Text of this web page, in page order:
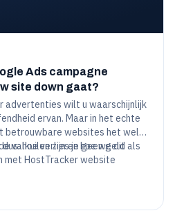
Ads campagne
site down gaat?
advertenties wilt u waarschijnlijk
ervan. Maar in het echte
betrouwbare websites het wel
hoe verlies je geen geld als
valkuilen zijn en hoe we dit
met HostTracker website